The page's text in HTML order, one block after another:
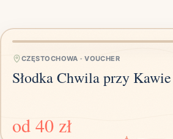
CZĘSTOCHOWA ·VOUCHER
Słodka Chwila przy Kawie
od 40 zł